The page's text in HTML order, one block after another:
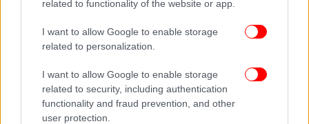
related to functionality of the website or app.
I want to allow Google to enable storage
related to personalization.
I want to allow Google to enable storage
related to security, including authentication
functionality and fraud prevention, and other
user protection.
-Ήταν νεκρή 24 ώρες